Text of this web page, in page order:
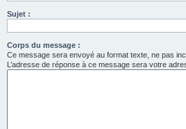
Sujet :
Corps du message :
Ce message sera envoyé au format texte, ne pas
L’adresse de réponse à ce message sera votre